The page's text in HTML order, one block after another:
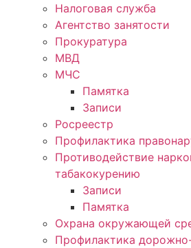
Налоговая служба
Агентство занятости
Прокуратура
МВД
МЧС
Памятка
Записи
Росреестр
Профилактика
Противодействие
табакокурению
Записи
Памятка
Охрана окружающей
Профилактика